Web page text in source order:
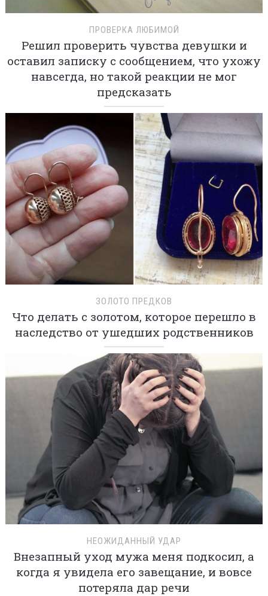
ПРОВЕРКА ЛЮБИМОЙ
Решил проверить чувства девушки и
оставил записку с сообщением, что ухожу
навсегда, но такой реакции не мог
предсказать
ЗОЛОТО ПРЕДКОВ
Что делать с золотом, которое перешло в
наследство от ушедших родственников
НЕОЖИДАННЫЙ УДАР
Внезапный уход мужа меня подкосил, а
когда я увидела его завещание, и вовсе
потеряла дар речи